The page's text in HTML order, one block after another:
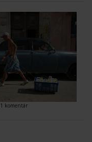
1 komentár